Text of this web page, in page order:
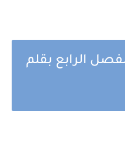
الرابع بقلم